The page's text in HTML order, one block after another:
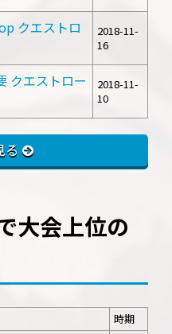
クエストロ
2018-11-
16
クエストロー
2018-11-
10
る
大会上位の
時期